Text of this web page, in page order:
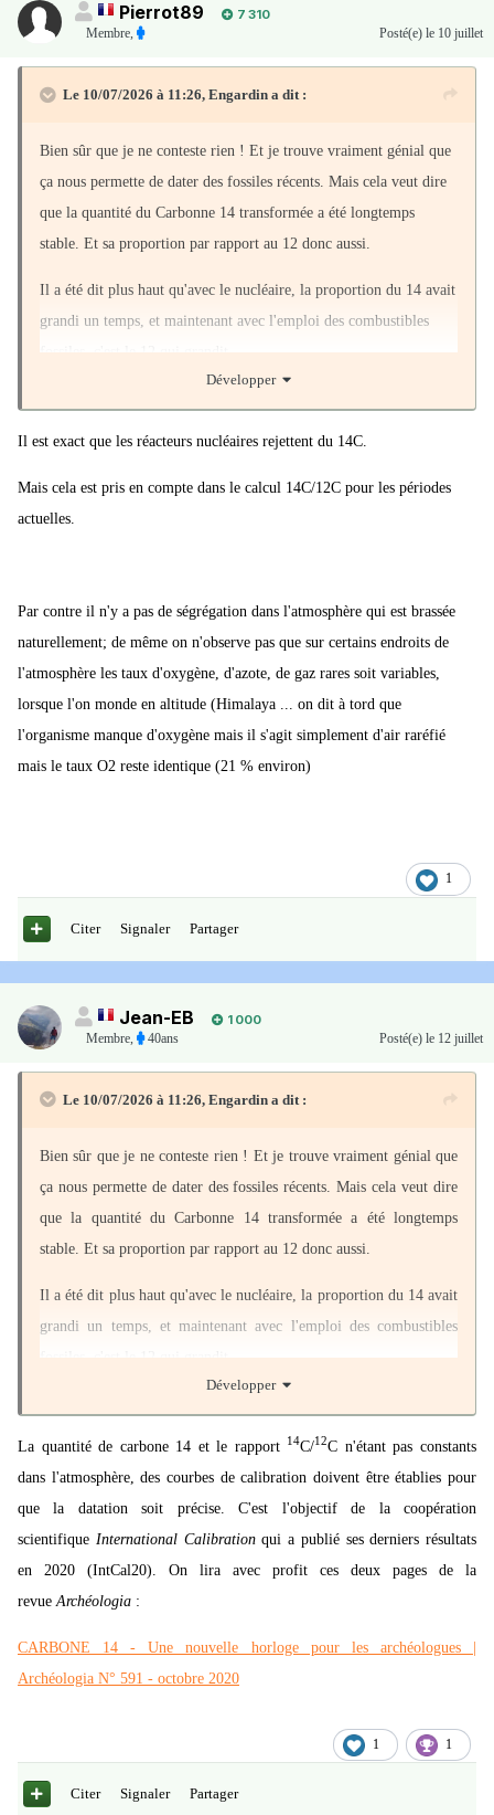
Pierrot89
7 310
Membre, Posté(e) le 10 juillet
Le 10/07/2026 à 11:26, Engardin a dit :
Bien sûr que je ne conteste rien ! Et je trouve vraiment génial que
ça nous permette de dater des fossiles récents. Mais cela veut dire
que la quantité du Carbonne 14 transformée a été longtemps
stable. Et sa proportion par rapport au 12 donc aussi.
Il a été dit plus haut qu'avec le nucléaire, la proportion du 14 avait
grandi un temps, et maintenant avec l'emploi des combustibles
fossiles, c'est le 12 qui grandit.
Développer
Il est exact que les réacteurs nucléaires rejettent du 14C.
Mais cela est pris en compte dans le calcul 14C/12C pour les périodes
actuelles.
Par contre il n'y a pas de ségrégation dans l'atmosphère qui est brassée
naturellement; de même on n'observe pas que sur certains endroits de
l'atmosphère les taux d'oxygène, d'azote, de gaz rares soit variables,
lorsque l'on monde en altitude (Himalaya ... on dit à tord que
l'organisme manque d'oxygène mais il s'agit simplement d'air raréfié
mais le taux O2 reste identique (21 % environ)
1
Citer Signaler Partager
Jean-EB
1 000
Membre
40ans Posté(e) le 12 juillet
Le 10/07/2026 à 11:26, Engardin a dit :
Bien sûr que je ne conteste rien ! Et je trouve vraiment génial que
ça nous permette de dater des fossiles récents. Mais cela veut dire
que la quantité du Carbonne 14 transformée a été longtemps
stable. Et sa proportion par rapport au 12 donc aussi.
Il a été dit plus haut qu'avec le nucléaire, la proportion du 14 avait
grandi un temps, et maintenant avec l'emploi des combustibles
fossiles, c'est le 12 qui grandit.
Développer
La quantité de carbone 14 et le rapport 14C/12C n'étant pas constants
dans l'atmosphère, des courbes de calibration doivent être établies pour
que la datation soit précise. C'est l'objectif de la coopération
scientifique International Calibrationqui a publié ses derniers résultats
en 2020 (IntCal20). On lira avec profit ces deux pages de la
revue Archéologia :
CARBONE 14 - Une nouvelle horloge pour les archéologues |
Archéologia N° 591 - octobre 2020
1 1
Citer Signaler Partager